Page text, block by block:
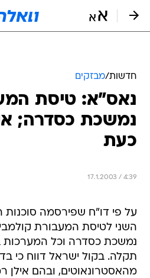
חדשות/מבזקים
נאס"א: טיסת
נמשכת כסדרה;
כעת
17.1.2003 / 4:39
על פי דו"ח שפירסמה
השני לטיסת המעבורת
נמשכת כסדרה וכל המערכות
תקלה. בקול ישראל דווח כי
מהאסטרונאוטים, ובהם אילן